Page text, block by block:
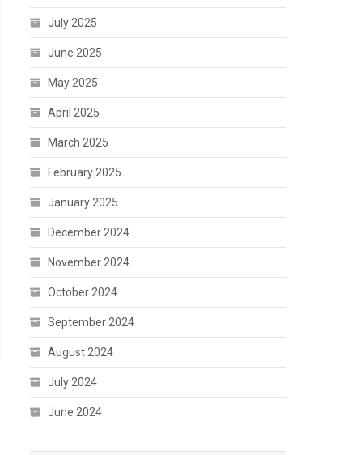
July 2025
June 2025
May 2025
April 2025
March 2025
February 2025
January 2025
December 2024
November 2024
October 2024
September 2024
August 2024
July 2024
June 2024